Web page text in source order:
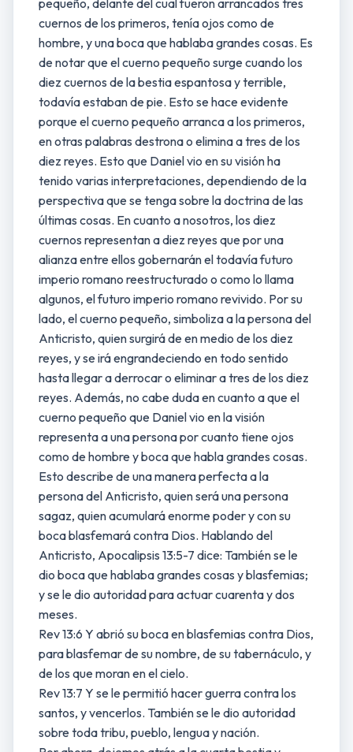
pequeño, delante del cual fueron arrancados tres
cuernos de los primeros, tenía ojos como de
hombre, y una boca que hablaba grandes cosas. Es
de notar que el cuerno pequeño surge cuando los
diez cuernos de la bestia espantosa y terrible,
todavía estaban de pie. Esto se hace evidente
porque el cuerno pequeño arranca a los primeros,
en otras palabras destrona o elimina a tres de los
diez reyes. Esto que Daniel vio en su visión ha
tenido varias interpretaciones, dependiendo de la
perspectiva que se tenga sobre la doctrina de las
últimas cosas. En cuanto a nosotros, los diez
cuernos representan a diez reyes que por una
alianza entre ellos gobernarán el todavía futuro
imperio romano reestructurado o como lo llama
algunos, el futuro imperio romano revivido. Por su
lado, el cuerno pequeño, simboliza a la persona del
Anticristo, quien surgirá de en medio de los diez
reyes, y se irá engrandeciendo en todo sentido
hasta llegar a derrocar o eliminar a tres de los diez
reyes. Además, no cabe duda en cuanto a que el
cuerno pequeño que Daniel vio en la visión
representa a una persona por cuanto tiene ojos
como de hombre y boca que habla grandes cosas.
Esto describe de una manera perfecta a la
persona del Anticristo, quien será una persona
sagaz, quien acumulará enorme poder y con su
boca blasfemará contra Dios. Hablando del
Anticristo, Apocalipsis 13:5-7 dice: También se le
dio boca que hablaba grandes cosas y blasfemias;
y se le dio autoridad para actuar cuarenta y dos
meses.
Rev 13:6 Y abrió su boca en blasfemias contra Dios,
para blasfemar de su nombre, de su tabernáculo, y
de los que moran en el cielo.
Rev 13:7 Y se le permitió hacer guerra contra los
santos, y vencerlos. También se le dio autoridad
sobre toda tribu, pueblo, lengua y nación.